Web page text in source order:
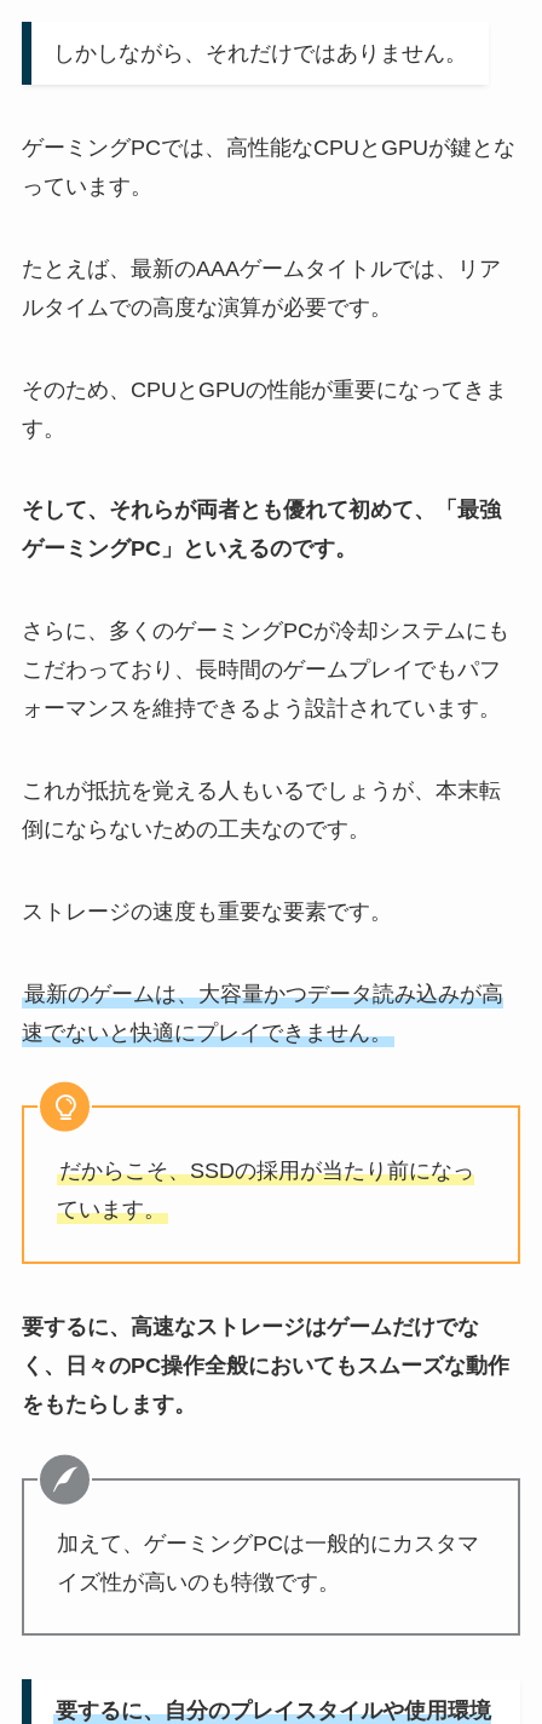
しかしながら、それだけではありません。
ゲーミングPCでは、高性能なCPUとGPUが鍵とな
っています。
たとえば、最新のAAAゲームタイトルでは、リア
ルタイムでの高度な演算が必要です。
そのため、CPUとGPUの性能が重要になってきま
す。
そして、それらが両者とも優れて初めて、「最強
ゲーミングPC」といえるのです。
さらに、多くのゲーミングPCが冷却システムにも
こだわっており、長時間のゲームプレイでもパフ
ォーマンスを維持できるよう設計されています。
これが抵抗を覚える人もいるでしょうが、本末転
倒にならないための工夫なのです。
ストレージの速度も重要な要素です。
最新のゲームは、大容量かつデータ読み込みが高
速でないと快適にプレイできません。
だからこそ、SSDの採用が当たり前になっ
ています。
要するに、高速なストレージはゲームだけでな
く、日々のPC操作全般においてもスムーズな動作
をもたらします。
加えて、ゲーミングPCは一般的にカスタマ
イズ性が高いのも特徴です。
要するに、自分のプレイスタイルや使用環境